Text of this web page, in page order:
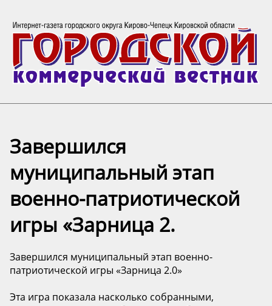
Завершился
муниципальный этап
военно-патриотической
игры «Зарница 2.
Завершился муниципальный этап военно-
патриотической игры «Зарница 2.0»
Эта игра показала насколько собранными,